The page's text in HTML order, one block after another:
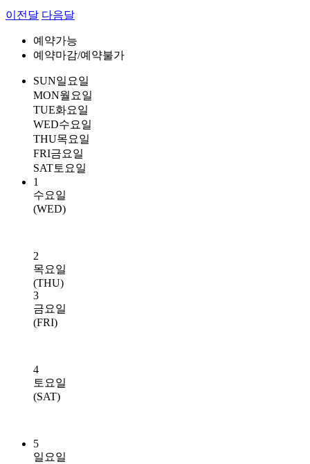
이전달 다음달
예약가능
예약마감/예약불가
SUN일요일
MON월요일
TUE화요일
WED수요일
THU목요일
FRI금요일
SAT토요일
1
수요일
(WED)
2
목요일
(THU)
3
금요일
(FRI)
4
토요일
(SAT)
5
일요일